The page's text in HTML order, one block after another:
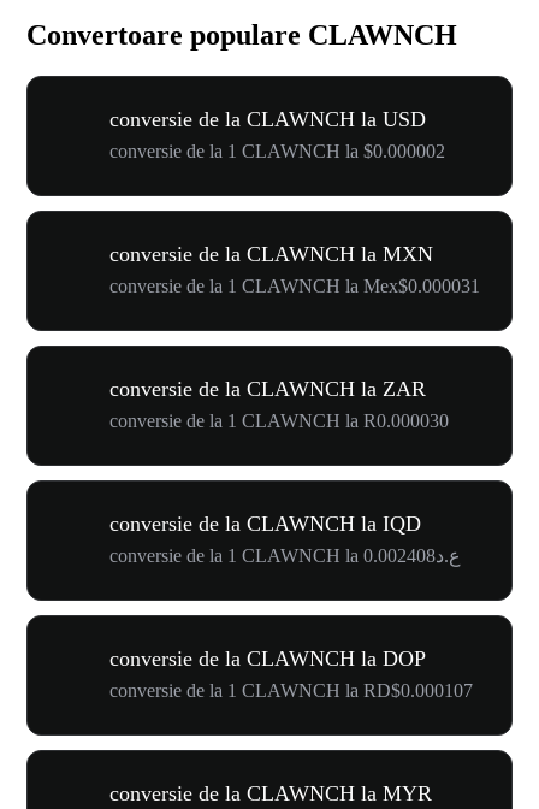
Convertoare populare CLAWNCH
conversie de la CLAWNCH la USD
conversie de la 1 CLAWNCH la $0.000002
conversie de la CLAWNCH la MXN
conversie de la 1 CLAWNCH la Mex$0.000031
conversie de la CLAWNCH la ZAR
conversie de la 1 CLAWNCH la R0.000030
conversie de la CLAWNCH la IQD
conversie de la 1 CLAWNCH la ع.د0.002408
conversie de la CLAWNCH la DOP
conversie de la 1 CLAWNCH la RD$0.000107
conversie de la CLAWNCH la MYR